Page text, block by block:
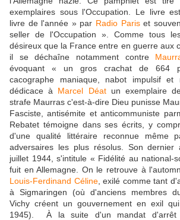
exemplaires sous l'Occupation. Le livre
livre de l'année » par Radio Pariset
seller de l'Occupation ». Comme tous
désireux que la France entre en guerre aux
il se déchaîne notamment contre
évoquant « un gros crachat de 664
cacographe maniaque, nabot impulsif et
dédicace à Marcel Déatun exemplaire
strafe Maurras c'est-à-dire Dieu punisse
Fasciste, antisémite et anticommuniste
Rebatet témoigne dans ses écrits, y
d'une qualité littéraire reconnue même
adversaires les plus résolus. Son dernier
juillet 1944, s'intitule « Fidélité au national-
fuit en Allemagne. On le retrouve à
Louis-Ferdinand Céline, exilé comme tant
à Sigmaringen (où d'anciens membres
Vichy créent un gouvernement en exil
1945). À la suite d'un mandat